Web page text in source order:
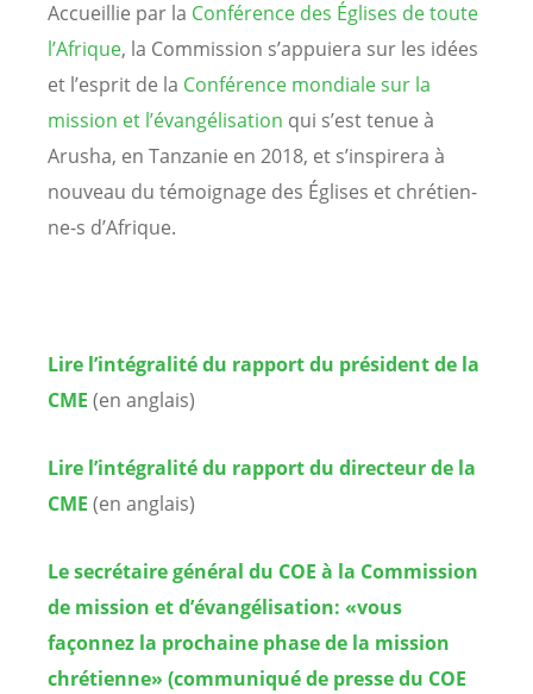
Accueillie par la Conférence des Églises de toute
l’Afrique, la Commission s’appuiera sur les idées
et l’esprit de la Conférence mondiale sur la
mission et l’évangélisation qui s’est tenue à
Arusha, en Tanzanie en 2018, et s’inspirera à
nouveau du témoignage des Églises et chrétien-
ne-s d’Afrique.
Lire l’intégralité du rapport du président de la
CME (en anglais)
Lire l’intégralité du rapport du directeur de la
CME (en anglais)
Le secrétaire général du COE à la Commission
de mission et d’évangélisation: «vous
façonnez la prochaine phase de la mission
chrétienne» (communiqué de presse du COE